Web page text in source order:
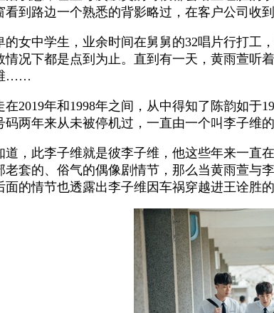
看到路边一个熟悉的背影略过，在客户公司
女中学生，业余时间在舅舅的32唱片行打工
况下都是点到为止。直到有一天，黄雨萱听
……
2019年和1998年之间，从中得知了陈韵如于
两年来从未被停机过，一直由一个叫李子维的
，此李子维就是彼李子维，他这些年来一
套的、俗气的偶像剧情节，那么当黄雨萱与
的情节也透露出李子维因车祸穿越进王诠胜